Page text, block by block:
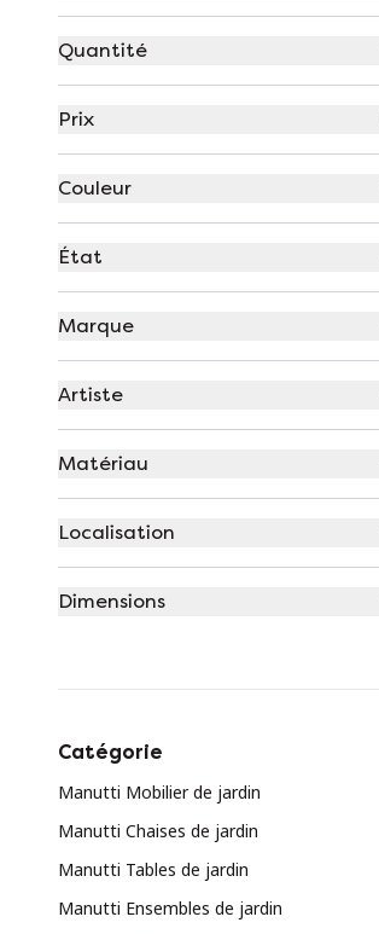
Quantité
Prix
Couleur
État
Marque
Artiste
Matériau
Localisation
Dimensions
Catégorie
Manutti Mobilier de jardin
Manutti Chaises de jardin
Manutti Tables de jardin
Manutti Ensembles de jardin